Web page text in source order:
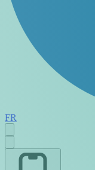
FR